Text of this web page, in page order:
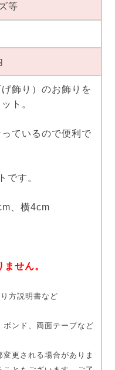
等
飾り）のお飾りを
ト。
ているので便利で
です。
、横4cm
せん。
方説明書など
ンド、両面テープなど
更される場合がありま